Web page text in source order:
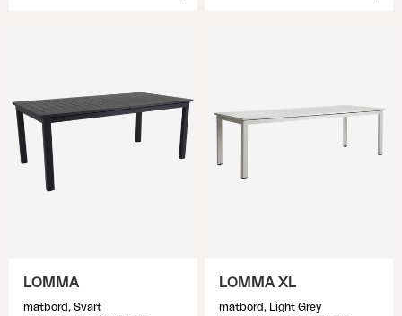
LOMMA
matbord, Svart
LOMMA XL
matbord, Light Grey